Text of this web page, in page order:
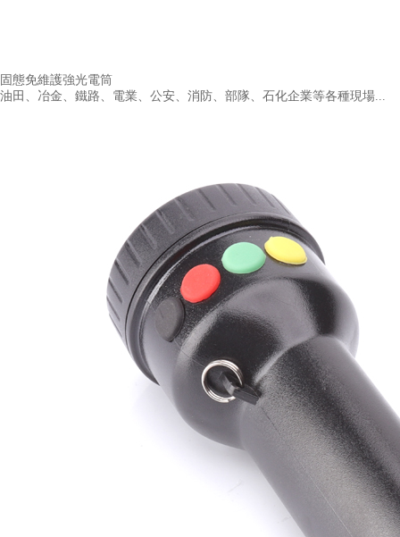
固態免維護強光電筒
油田、冶金、鐵路、電業、公安、消防、部隊、石化企業等各種現場...